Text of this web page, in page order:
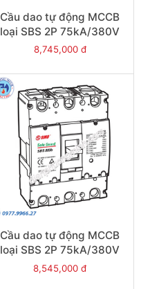
Cầu dao tự động MCCB
loại SBS 2P 75kA/380V
700A - Model
8,745,000 đ
Cầu dao tự động MCCB
loại SBS 2P 75kA/380V
500A - Model
8,545,000 đ